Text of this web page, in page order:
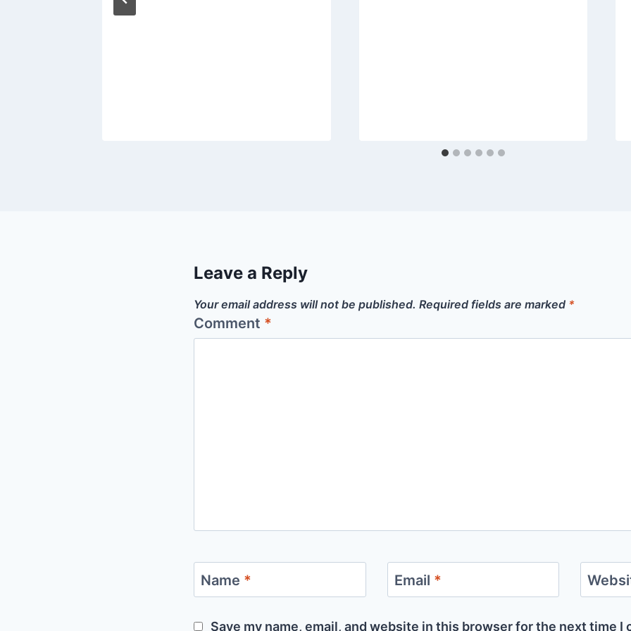
Leave a Reply
Your email address will not be published. Required fields are marked *
Comment *
Name * Email *
Save my name, email, and website in this browser for the next time I